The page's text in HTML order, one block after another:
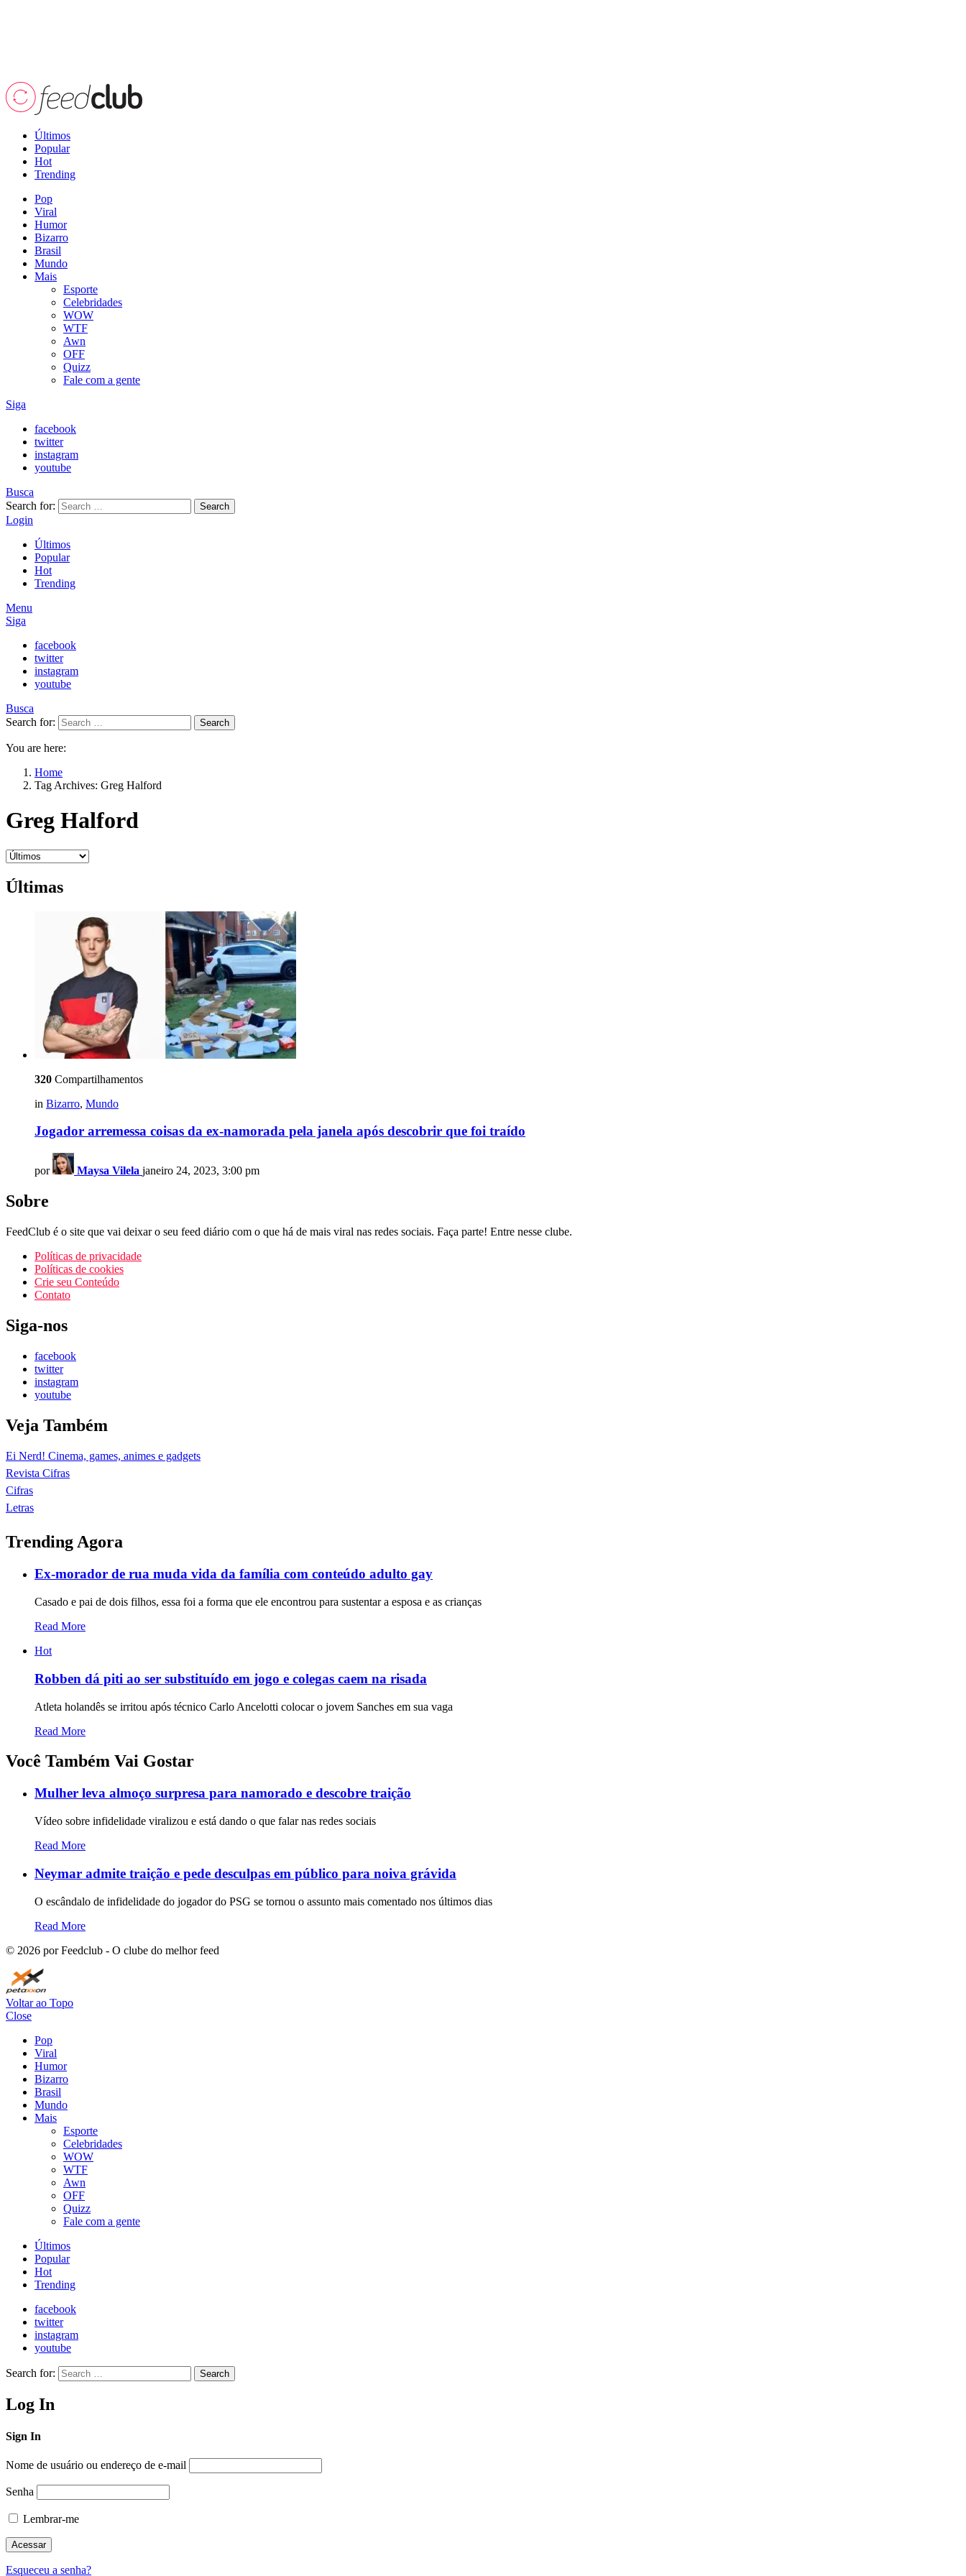
Últimos
Popular
Hot
Trending
Pop
Viral
Humor
Bizarro
Brasil
Mundo
Mais
Esporte
Celebridades
WOW
WTF
Awn
OFF
Quizz
Fale com a gente
Siga
facebook
twitter
instagram
youtube
Busca
Search for:
Search
Login
Últimos
Popular
Hot
Trending
Menu
Siga
facebook
twitter
instagram
youtube
Busca
Search for:
Search
You are here:
Home
Tag Archives: Greg Halford
Greg Halford
Últimas
320 Compartilhamentos
in Bizarro, Mundo
Jogador arremessa coisas da ex-namorada pela janela após descobrir que foi traído
por Maysa Vilela janeiro 24, 2023, 3:00 pm
Sobre
FeedClub é o site que vai deixar o seu feed diário com o que há de mais viral nas redes sociais. Faça parte! Entre nesse clube.
Políticas de privacidade
Políticas de cookies
Crie seu Conteúdo
Contato
Siga-nos
facebook
twitter
instagram
youtube
Veja Também
Ei Nerd! Cinema, games, animes e gadgets
Revista Cifras
Cifras
Letras
Trending Agora
Ex-morador de rua muda vida da família com conteúdo adulto gay
Casado e pai de dois filhos, essa foi a forma que ele encontrou para sustentar a esposa e as crianças
Read More
Hot
Robben dá piti ao ser substituído em jogo e colegas caem na risada
Atleta holandês se irritou após técnico Carlo Ancelotti colocar o jovem Sanches em sua vaga
Read More
Você Também Vai Gostar
Mulher leva almoço surpresa para namorado e descobre traição
Vídeo sobre infidelidade viralizou e está dando o que falar nas redes sociais
Read More
Neymar admite traição e pede desculpas em público para noiva grávida
O escândalo de infidelidade do jogador do PSG se tornou o assunto mais comentado nos últimos dias
Read More
© 2026 por Feedclub - O clube do melhor feed
Voltar ao Topo
Close
Pop
Viral
Humor
Bizarro
Brasil
Mundo
Mais
Esporte
Celebridades
WOW
WTF
Awn
OFF
Quizz
Fale com a gente
Últimos
Popular
Hot
Trending
facebook
twitter
instagram
youtube
Search for: Search
Log In
Sign In
Nome de usuário ou endereço de e-mail
Senha
Lembrar-me
Esqueceu a senha?